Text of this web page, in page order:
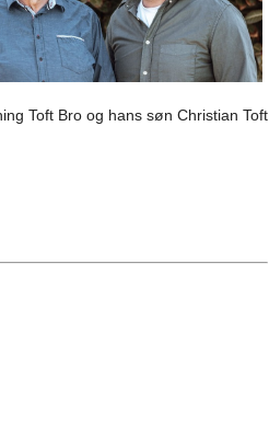
Toft Bro og hans søn Christian Toft